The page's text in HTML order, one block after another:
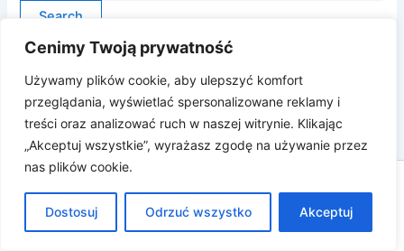
Cenimy Twoją prywatność
Używamy plików cookie, aby ulepszyć komfort
przeglądania, wyświetlać spersonalizowane reklamy i
treści oraz analizować ruch w naszej witrynie. Klikając
„Akceptuj wszystkie”, wyrażasz zgodę na używanie przez
nas plików cookie.
Dostosuj Odrzuć wszystko Akceptuj
Prawa autorskie © 2026 Katarzyna Białas |
dev.katarzynabialas.com